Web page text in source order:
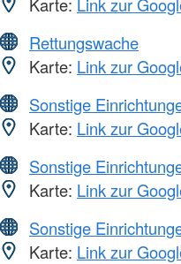
Rettungswache
Karte: Link zur
Sonstige
Karte: Link zur
Sonstige
Karte: Link zur
Sonstige
Karte: Link zur